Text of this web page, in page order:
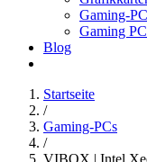
Gaming-
Gaming
Blog
Startseite
/
Gaming-PCs
/
VIBOX | Intel